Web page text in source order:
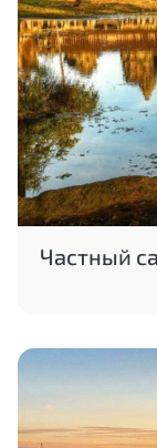
Частный